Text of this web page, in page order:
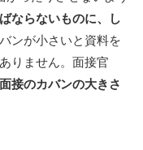
ならないものに、し
ンが小さいと資料を
りません。面接官
面接のカバンの大きさ